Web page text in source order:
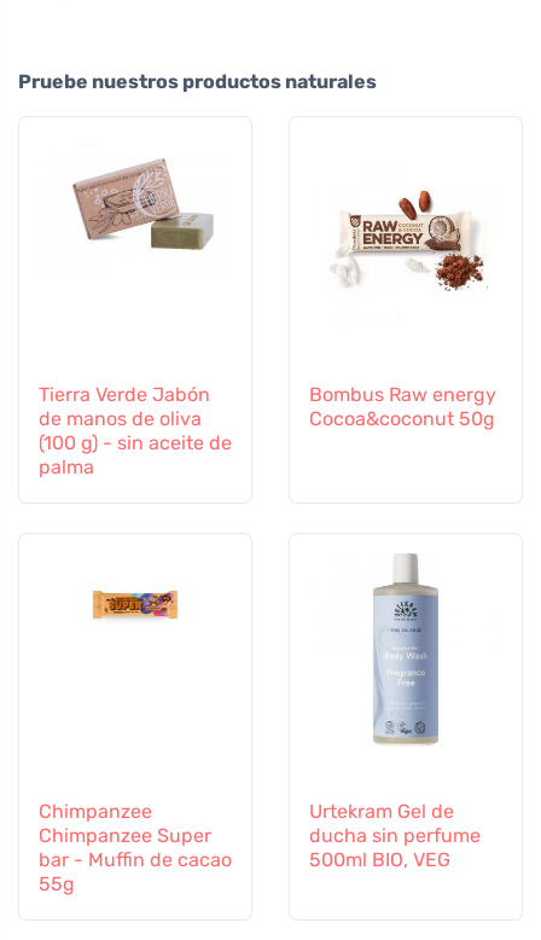
Pruebe nuestros productos naturales
Tierra Verde Jabón
de manos de oliva
(100 g) - sin aceite de
palma
Bombus Raw energy
Cocoa&coconut 50g
Chimpanzee
Chimpanzee Super
bar - Muffin de cacao
55g
Urtekram Gel de
ducha sin perfume
500ml BIO, VEG